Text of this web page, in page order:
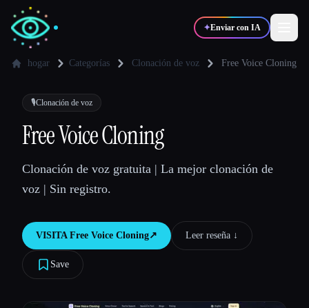
✦Enviar con IA
✍️Escritores
💻
🎓 Estudiantes
Blog
Comparar herramientas
hogar Categorías Clonación de voz Free Voice Cloning
🎙️Clonación de voz
Free Voice Cloning
Clonación de voz gratuita | La mejor clonación de
voz | Sin registro.
VISITA Free Voice Cloning↗︎ Leer reseña ↓︎
Save